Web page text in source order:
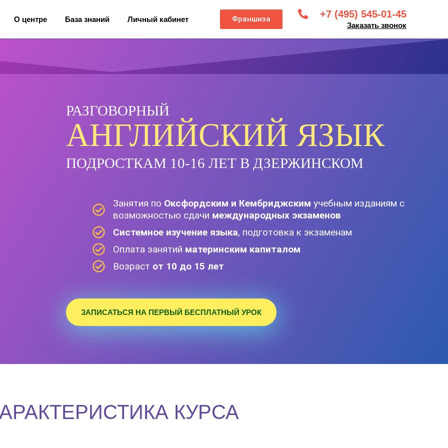
О центре База знаний Личный кабинет Франшиза +7 (495) 545-01-45
Заказать звонок
РАЗГОВОРНЫЙ
АНГЛИЙСКИЙ ЯЗЫК
ПОДРОСТКАМ 10-16 ЛЕТ В ДЗЕРЖИНСКОМ
Занятия по Оксфордским и Кембриджскимучебным изданиям с
возможностью сдачи международных экзаменов
Системное изучение языка, подготовка к экзаменам
Оплата занятий материнским капиталом
Возраст от 10 до 15 лет
ЗАПИСАТЬСЯ НА ПЕРВЫЙ БЕСПЛАТНЫЙ УРОК
КУРСА